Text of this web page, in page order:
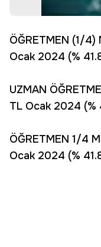
ÖĞRETMEN (1/
Ocak 2024 (%
UZMAN
TL Ocak 2024 (%
ÖĞRETMEN 1/4
Ocak 2024 (%